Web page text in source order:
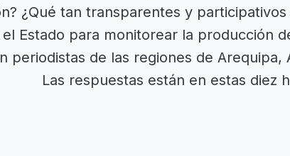
¿Qué tan transparentes y
Estado para monitorear la producción
periodistas de las regiones de
Las respuestas están en estas diez